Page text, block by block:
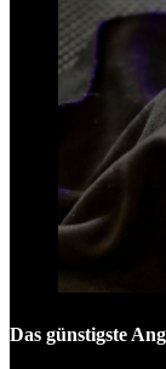
Das günstigste